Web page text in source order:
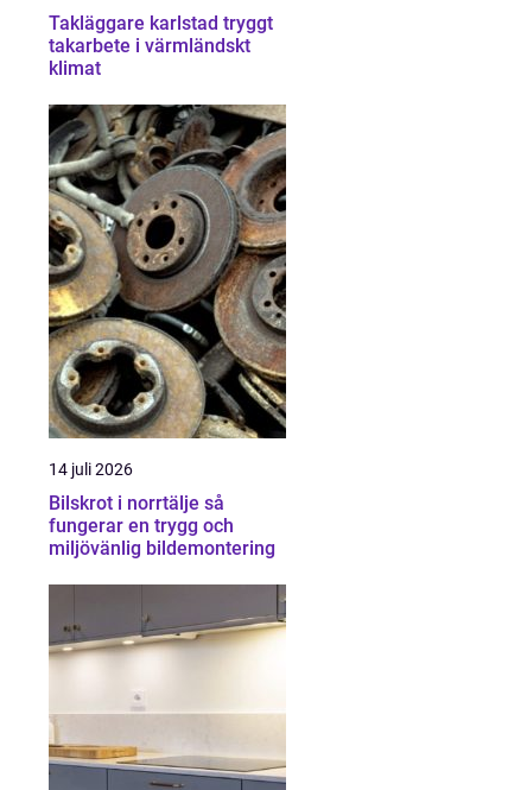
Takläggare karlstad tryggt
takarbete i värmländskt
klimat
14 juli 2026
Bilskrot i norrtälje så
fungerar en trygg och
miljövänlig bildemontering